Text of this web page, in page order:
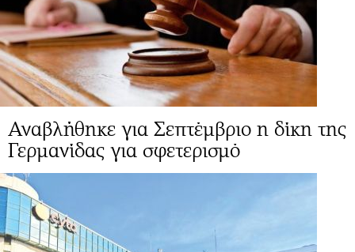
Αναβλήθηκε για Σεπτέμβριο η δίκη της
Γερμανίδας για σφετερισμό